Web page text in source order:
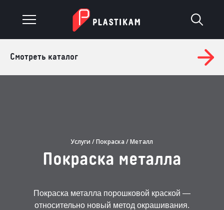
Изделия на заказ
Материалы
Оплата и доставка
Смотреть каталог
Услуги /Покраска / Металл
Покраска металла
Покраска металла порошковой краской —
относительно новый метод окрашивания.